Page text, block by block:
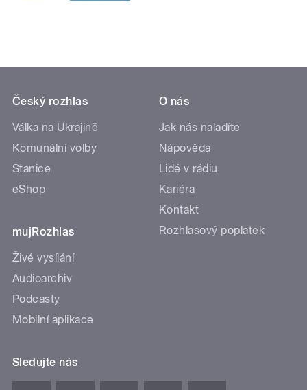
Český rozhlas
Válka na Ukrajině
Komunální volby
Stanice
eShop
mujRozhlas
Živé vysílání
Audioarchiv
Podcasty
Mobilní aplikace
O nás
Jak nás naladíte
Nápověda
Lidé v rádiu
Kariéra
Kontakt
Rozhlasový poplatek
Sledujte nás